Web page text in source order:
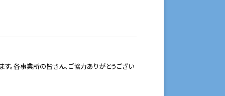
。各事業所の皆さん、ご協力ありがとうござい